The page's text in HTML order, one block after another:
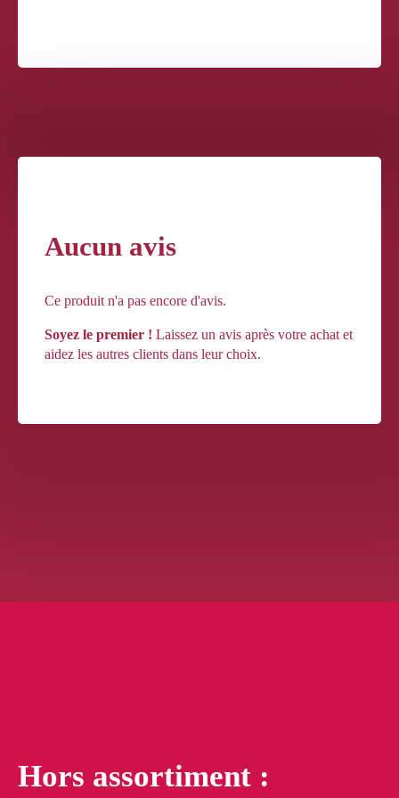
Aucun avis
Ce produit n'a pas encore d'avis.
Soyez le premier ! Laissez un avis après votre achat et
aidez les autres clients dans leur choix.
Hors assortiment :